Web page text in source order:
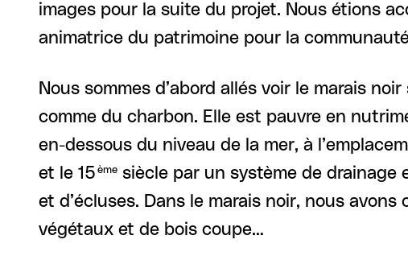
images pour la suite du projet. Nous étions
animatrice du patrimoine pour la
Nous sommes d’abord allés voir le marais
comme du charbon. Elle est pauvre en
en-dessous du niveau de la mer, à
et le 15 ème siècle par un système de drainage
et d’écluses. Dans le marais noir, nous
végétaux et de bois coupe…